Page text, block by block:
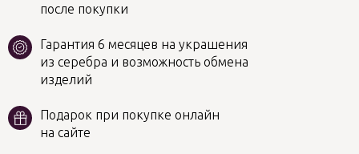
после покупки
Гарантия 6 месяцев на украшения
из серебра и возможность обмена
изделий
Подарок при покупке онлайн
на сайте